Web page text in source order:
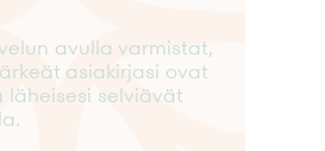
avulla varmistat,
asiakirjasi ovat
läheisesi selviävät